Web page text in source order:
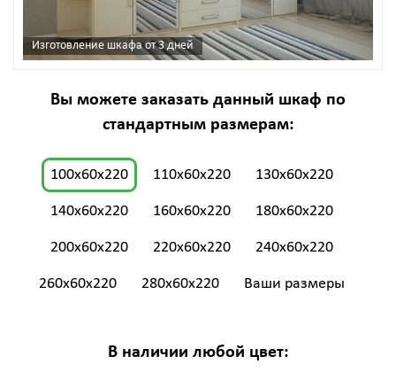
Изготовление шкафа от 3 дней
Вы можете заказать данный шкаф по
стандартным размерам:
100x60x220 110x60x220 130x60x220
140x60x220 160x60x220 180x60x220
200x60x220 220x60x220 240x60x220
260x60x220 280x60x220 Ваши размеры
В наличии любой цвет: